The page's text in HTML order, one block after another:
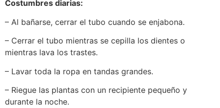
Costumbres diarias:
– Al bañarse, cerrar el tubo cuando se enjabona.
– Cerrar el tubo mientras se cepilla los dientes o
mientras lava los trastes.
– Lavar toda la ropa en tandas grandes.
– Riegue las plantas con un recipiente pequeño y
durante la noche.